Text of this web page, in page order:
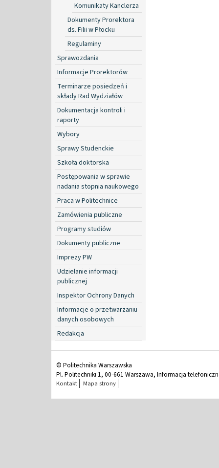
Komunikaty Kanclerza
Dokumenty Prorektora
ds. Filii w Płocku
Regulaminy
Sprawozdania
Informacje Prorektorów
Terminarze posiedzeń i
składy Rad Wydziałów
Dokumentacja kontroli i
raporty
Wybory
Sprawy Studenckie
Szkoła doktorska
Postępowania w sprawie
nadania stopnia naukowego
Praca w Politechnice
Zamówienia publiczne
Programy studiów
Dokumenty publiczne
Imprezy PW
Udzielanie informacji
publicznej
Inspektor Ochrony Danych
Informacje o przetwarzaniu
danych osobowych
Redakcja
© Politechnika Warszawska
Pl. Politechniki 1, 00-661 Warszawa, Informacja
Kontakt Mapa strony